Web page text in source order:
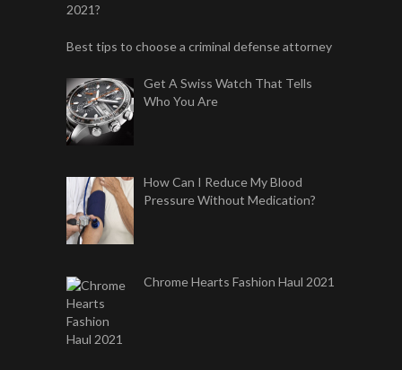
2021?
Best tips to choose a criminal defense attorney
Get A Swiss Watch That Tells
Who You Are
How Can I Reduce My Blood
Pressure Without Medication?
Chrome Hearts Fashion Haul 2021